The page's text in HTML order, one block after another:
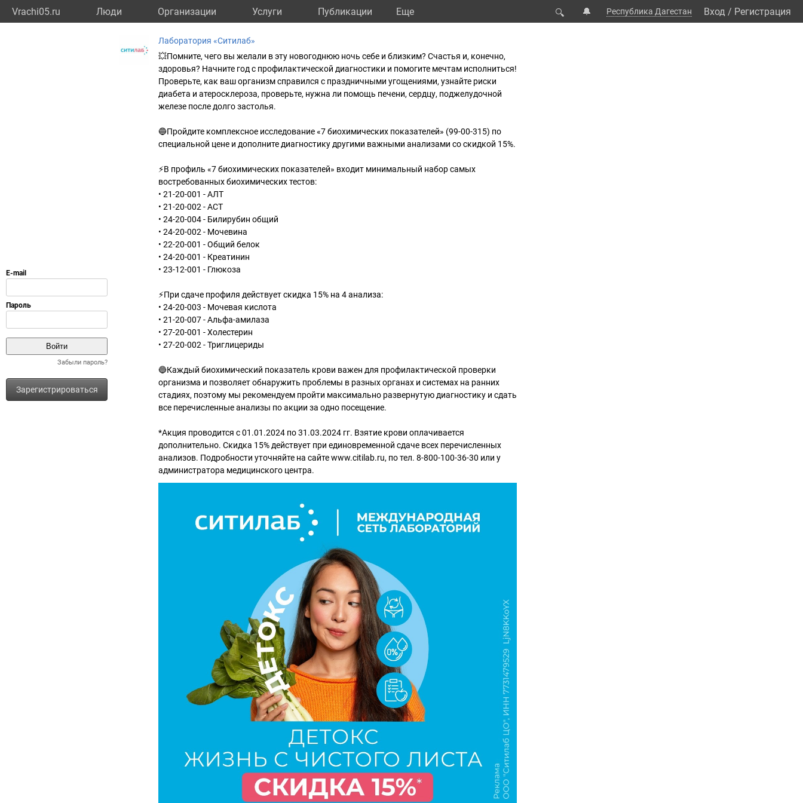
Vrachi05.ru Люди Организации Услуги Публикации Eще 🔍 🔔 Республика Дагестан Вход / Регистрация
Забыли пароль?
Зарегистрироваться
Лаборатория «Ситилаб»
💥Помните, чего вы желали в эту новогоднюю ночь себе и близким? Счастья и, конечно,
здоровья? Начните год с профилактической диагностики и помогите мечтам исполниться!
Проверьте, как ваш организм справился с праздничными угощениями, узнайте риски
диабета и атеросклероза, проверьте, нужна ли помощь печени, сердцу, поджелудочной
железе после долго застолья.
🔵Пройдите комплексное исследование «7 биохимических показателей» (99-00-315) по
специальной цене и дополните диагностику другими важными анализами со скидкой 15%.
⚡В профиль «7 биохимических показателей» входит минимальный набор самых
востребованных биохимических тестов:
• 21-20-001 - АЛТ
• 21-20-002 - АСТ
• 24-20-004 - Билирубин общий
• 24-20-002 - Мочевина
• 22-20-001 - Общий белок
• 24-20-001 - Креатинин
• 23-12-001 - Глюкоза
⚡При сдаче профиля действует скидка 15% на 4 анализа:
• 24-20-003 - Мочевая кислота
• 21-20-007 - Альфа-амилаза
• 27-20-001 - Холестерин
• 27-20-002 - Триглицериды
🔵Каждый биохимический показатель крови важен для профилактической проверки
организма и позволяет обнаружить проблемы в разных органах и системах на ранних
стадиях, поэтому мы рекомендуем пройти максимально развернутую диагностику и сдать
все перечисленные анализы по акции за одно посещение.
*Акция проводится с 01.01.2024 по 31.03.2024 гг. Взятие крови оплачивается
дополнительно. Скидка 15% действует при единовременной сдаче всех перечисленных
анализов. Подробности уточняйте на сайте www.citilab.ru, по тел. 8-800-100-36-30 или у
администратора медицинского центра.